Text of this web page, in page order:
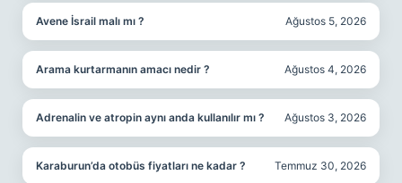
Avene İsrail malı mı ? Ağustos 5, 2026
Arama kurtarmanın amacı nedir ? Ağustos 4, 2026
Adrenalin ve atropin aynı anda kullanılır mı ? Ağustos 3, 2026
Karaburun’da otobüs fiyatları ne kadar ? Temmuz 30, 2026